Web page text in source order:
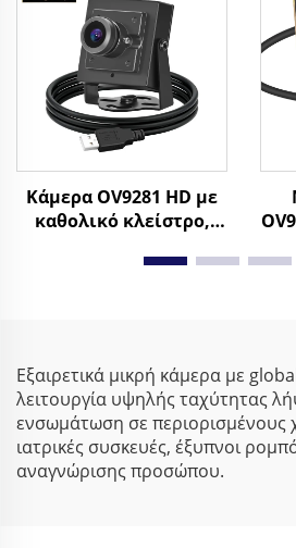
βιομηχανική κάμερα
Κάμερα OV9281 HD με
καθολικό κλείστρο,
800P, 210fps, 640X480,
Εξαιρετικά μικρή κάμερα με
λειτουργία υψηλής ταχύτητας
ενσωμάτωση σε
ιατρικές συσκευές, έξυπνοι
αναγνώρισης προσώπου.